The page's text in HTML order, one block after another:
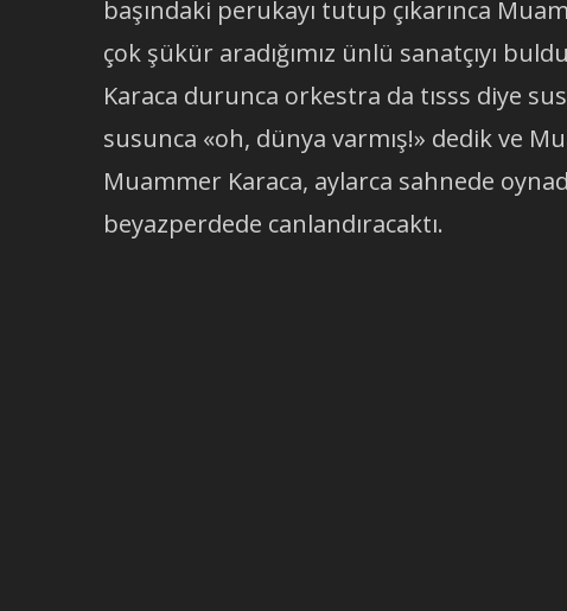
başındaki perukayı tutup çıkarınca
çok şükür aradığımız ünlü sanatçıyı
Karaca durunca orkestra da tısss diye
susunca «oh, dünya varmış!» dedik ve
Muammer Karaca, aylarca sahnede
beyazperdede canlandıracaktı.